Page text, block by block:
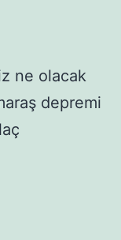
ne olacak
depremi